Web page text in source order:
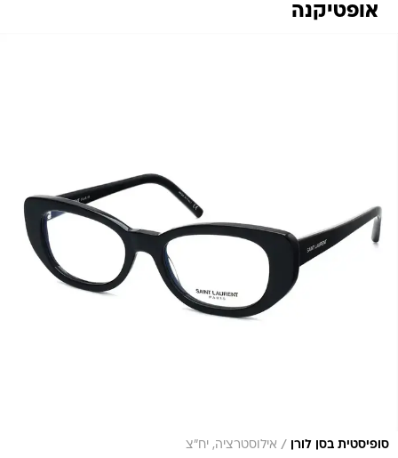
אופטיקנה
סופיסטית בסן לורן / אילוסטרציה, יח"צ